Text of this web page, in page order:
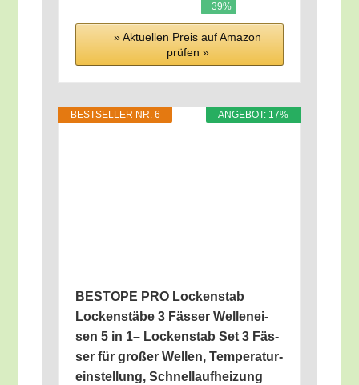
−39%
» Aktu­el­len Preis auf Ama­zon
prü­fen »
ANGE­BOT: 17%
BEST­SEL­LER NR. 6
BESTOPE PRO Locken­stab
Locken­stä­be 3 Fäs­ser Wel­len­ei­
sen 5 in 1– Locken­stab Set 3 Fäs­
ser für gro­ßer Wel­len, Tem­pe­ra­tur­
ein­stel­lung, Schnell­auf­hei­zung